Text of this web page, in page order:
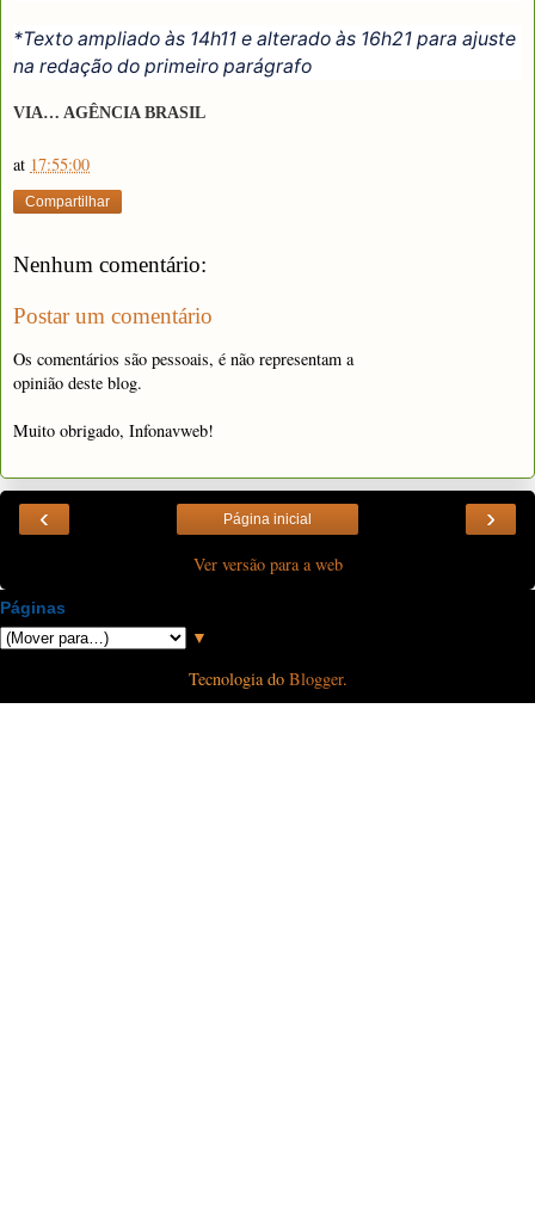
*Texto ampliado às 14h11 e alterado às 16h21 para ajuste
na redação do primeiro parágrafo
VIA… AGÊNCIA BRASIL
at 17:55:00
Compartilhar
Nenhum comentário:
Postar um comentário
Os comentários são pessoais, é não representam a
opinião deste blog.
Muito obrigado, Infonavweb!
‹ ›
Página inicial
Ver versão para a web
Páginas
▼
Tecnologia do Blogger.